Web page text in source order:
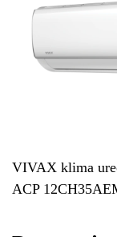
VIVAX klima
ACP